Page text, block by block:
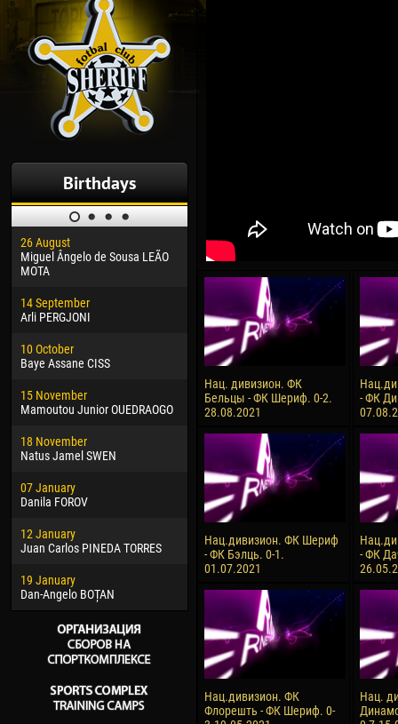
Birthdays
26 August
Miguel Ângelo de Sousa LEÃO
MOTA
14 September
Arli PERGJONI
10 October
Baye Assane CISS
15 November
Mamoutou Junior OUEDRAOGO
18 November
Natus Jamel SWEN
07 January
Danila FOROV
12 January
Juan Carlos PINEDA TORRES
19 January
Dan-Angelo BOȚAN
30 January
Dhoraso Moreo KLAS
24 February
Vladislav COSTIN
02 March
Veaceslav COZMA
09 March
Emmanuel AFETSE
Jayder Moreno ASPRILLA
22 March
Samba KONÉ
26 March
Vitor Hugo Morais de OLIVEIRA
28 March
04
13
24
15
28
10
15
Нац. дивизион. ФК
Бельцы - ФК Шериф. 0-2.
28.08.2021
- ФК
Нац.дивизион. ФК Шериф
- ФК Бэлць. 0-1.
01.07.2021
- ФК
Нац.дивизион. ФК
Флорешть - ФК Шериф. 0-
Нац.